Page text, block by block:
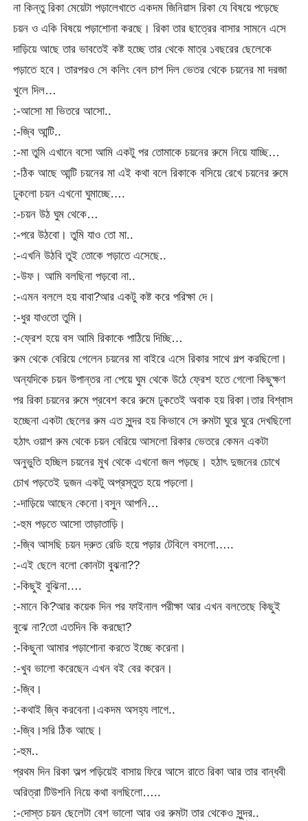
না কিন্তু রিকা মেয়েটা পড়ালেখাতে একদম জিনিয়াস রিকা যে বিষয়ে পড়েছে
চয়ন ও একি বিষয়ে পড়াশোনা করছে। রিকা তার ছাত্রের বাসার সামনে এসে
দাড়িয়ে আছে তার ভাবতেই কষ্ট হচ্ছে তার থেকে মাত্র ১বছরের ছেলেকে
পড়াতে হবে। তারপরও সে কলিং বেল চাপ দিল ভেতর থেকে চয়নের মা দরজা
খুলে দিল…
:-আসো মা ভিতরে আসো..
:-জ্বি আন্টি..
:-মা তুমি এখানে বসো আমি একটু পর তোমাকে চয়নের রুমে নিয়ে যাচ্ছি…
:-ঠিক আছে আন্টি চয়নের মা এই কথা বলে রিকাকে বসিয়ে রেখে চয়নের রুমে
ঢুকলো চয়ন এখনো ঘুমাচ্ছে….
:-চয়ন উঠ ঘুম থেকে…
:-পরে উঠবো। তুমি যাও তো মা..
:-এখনি উঠবি তুই তোকে পড়াতে এসেছে..
:-উফ। আমি বলছিনা পড়বো না..
:-এমন বললে হয় বাবা?আর একটু কষ্ট করে পরিক্ষা দে।
:-ধুর যাওতো তুমি।
:-ফ্রেশ হয়ে বস আমি রিকাকে পাঠিয়ে দিচ্ছি…
রুম থেকে বেরিয়ে গেলেন চয়নের মা বাইরে এসে রিকার সাথে গল্প করছিলো।
অন্যদিকে চয়ন উপান্তর না পেয়ে ঘুম থেকে উঠে ফ্রেশ হতে গেলো কিছুক্ষণ
পর রিকা চয়নের রুমে প্রবেশ করে রুমে ঢুকতেই অবাক হয় রিকা।তার বিশ্বাস
হচ্ছেনা একটা ছেলের রুম এত সুন্দর হয় কিভাবে সে রুমটা ঘুরে ঘুরে দেখছিলো
হঠাৎ ওয়াশ রুম থেকে চয়ন বেরিয়ে আসলো রিকার ভেতরে কেমন একটা
অনুভুতি হচ্ছিল চয়নের মুখ থেকে এখনো জল পড়ছে। হঠাৎ দুজনের চোখে
চোখ পড়তেই দুজন একটু অপ্রস্তুত হয়ে পড়লো।
:-দাড়িয়ে আছেন কেনো।বসুন আপনি…
:-হুম পড়তে আসো তাড়াতাড়ি।
:-জ্বি আসছি চয়ন দ্রুত রেডি হয়ে পড়ার টেবিলে বসলো…..
:-এই ছেলে বলো কোনটা বুঝনা??
:-কিছুই বুঝিনা….
:-মানে কি?আর কয়েক দিন পর ফাইনাল পরীক্ষা আর এখন বলতেছে কিছুই
বুঝে না?তো এতদিন কি করছো?
:-কিছুনা আমার পড়াশোনা করতে ইচ্ছে করেনা।
:-খুব ভালো করেছেন এখন বই বের করেন।
:-জ্বি।
:-কথাই জ্বি করবেনা।একদম অসহ্য লাগে..
:-জ্বি।সরি ঠিক আছে।
:-হুম..
প্রথম দিন রিকা অল্প পড়িয়েই বাসায় ফিরে আসে রাতে রিকা আর তার বান্ধবী
অরিত্রা টিউশনি নিয়ে কথা বলছিলো…..
:-দোস্ত চয়ন ছেলেটা বেশ ভালো আর ওর রুমটা তার থেকেও সুন্দর..